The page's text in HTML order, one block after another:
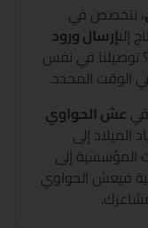
، نتخصص في
إلىإرسال ورود
توصيلنا في نفس
الوقت المحدد.
عش الحواوي
الميلاد إلى
المؤسسية إلى
فيعش الحواوي